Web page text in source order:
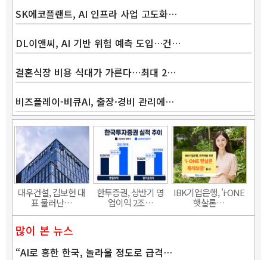
SK에코플랜트, AI 인프라 사업 고도화…
DL이앤씨, AI 기반 위험 예측 도입…건…
결혼식장 비용 식대가 가른다…최대 2…
비즈플레이-비큐AI, 출장·경비 관리에…
대우건설, 김보현 대
표 물러난…
한투증권, 상반기 영
업이익 2조…
IBK기업은행, 'i-ONE
햇살론…
많이 본 뉴스
“AI로 흥한 한국, 놀라울 정도로 급격…